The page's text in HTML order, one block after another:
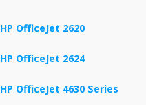
HP OfficeJet 2620
HP OfficeJet 2624
HP OfficeJet 4630 Series